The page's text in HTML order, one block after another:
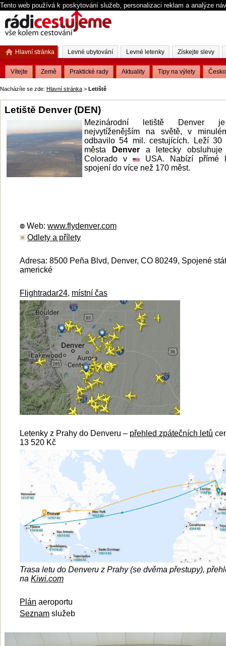
Tento web používá k poskytování služeb, personalizaci reklam a analýze
Nacházíte se zde: Hlavní stránka > Letiště
Letiště Denver (DEN)
Mezinárodní letiště Denver
nejvytíženějším na světě, v
odbavilo 54 mil. cestujících. Leží 30
města
Denvera letecky obsluhuje
Colorado v
USA. Nabízí přímé
spojení do více než 170 měst.
Web: www.flydenver.com
Odlety a přílety
Adresa: 8500 Peña Blvd, Denver, CO 80249, Spojené
americké
Flightradar24, místní čas
Letenky z Prahy do Denveru – přehled zpátečních letů
13 520 Kč
Trasa letu do Denveru z Prahy (se dvěma přestupy),
na Kiwi.com
Plán aeroportu
Seznam služeb
Hlavní stránka
Vítejte Země Praktické rady Aktuality Tipy na výlety Česko
Levné ubytování Levné letenky Získejte slevy